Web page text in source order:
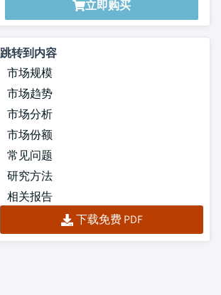
立即购买
跳转到内容
市场规模
市场趋势
市场分析
市场份额
常见问题
研究方法
相关报告
下载免费 PDF